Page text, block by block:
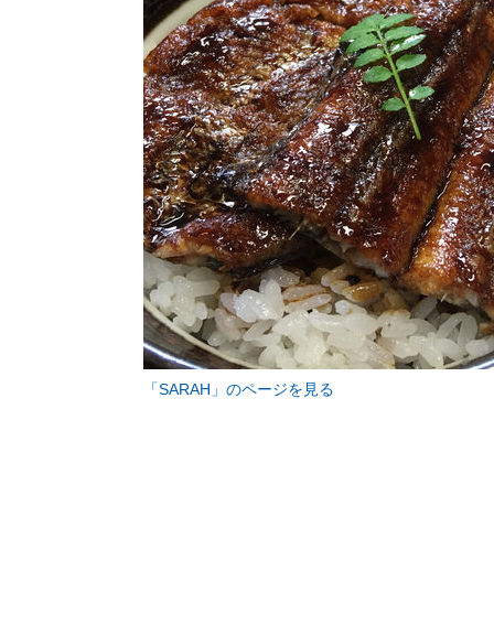
「SARAH」のページを見る